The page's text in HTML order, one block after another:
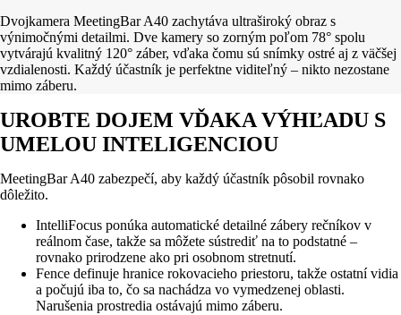
Dvojkamera MeetingBar A40 zachytáva ultraširoký obraz s
výnimočnými detailmi. Dve kamery so zorným poľom 78° spolu
vytvárajú kvalitný 120° záber, vďaka čomu sú snímky ostré aj z väčšej
vzdialenosti. Každý účastník je perfektne viditeľný – nikto nezostane
mimo záberu.
UROBTE DOJEM VĎAKA VÝHĽADU S
UMELOU INTELIGENCIOU
MeetingBar A40 zabezpečí, aby každý účastník pôsobil rovnako
dôležito.
IntelliFocus ponúka automatické detailné zábery rečníkov v
reálnom čase, takže sa môžete sústrediť na to podstatné –
rovnako prirodzene ako pri osobnom stretnutí.
Fence definuje hranice rokovacieho priestoru, takže ostatní vidia
a počujú iba to, čo sa nachádza vo vymedzenej oblasti.
Narušenia prostredia ostávajú mimo záberu.